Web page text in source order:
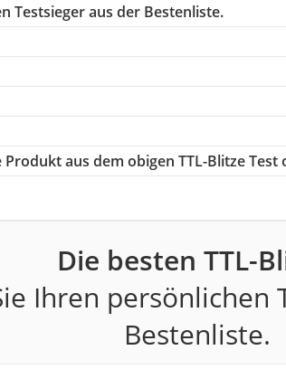
Testsieger aus der Bestenliste.
aus dem obigen TTL-Blitze Test
Die besten TTL-
Ihren persönlichen
Bestenliste.